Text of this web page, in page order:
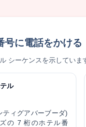
号に電話をかける
シーケンスを示してい
ル
ティグアバーブーダ)
の 7 桁のホテル番